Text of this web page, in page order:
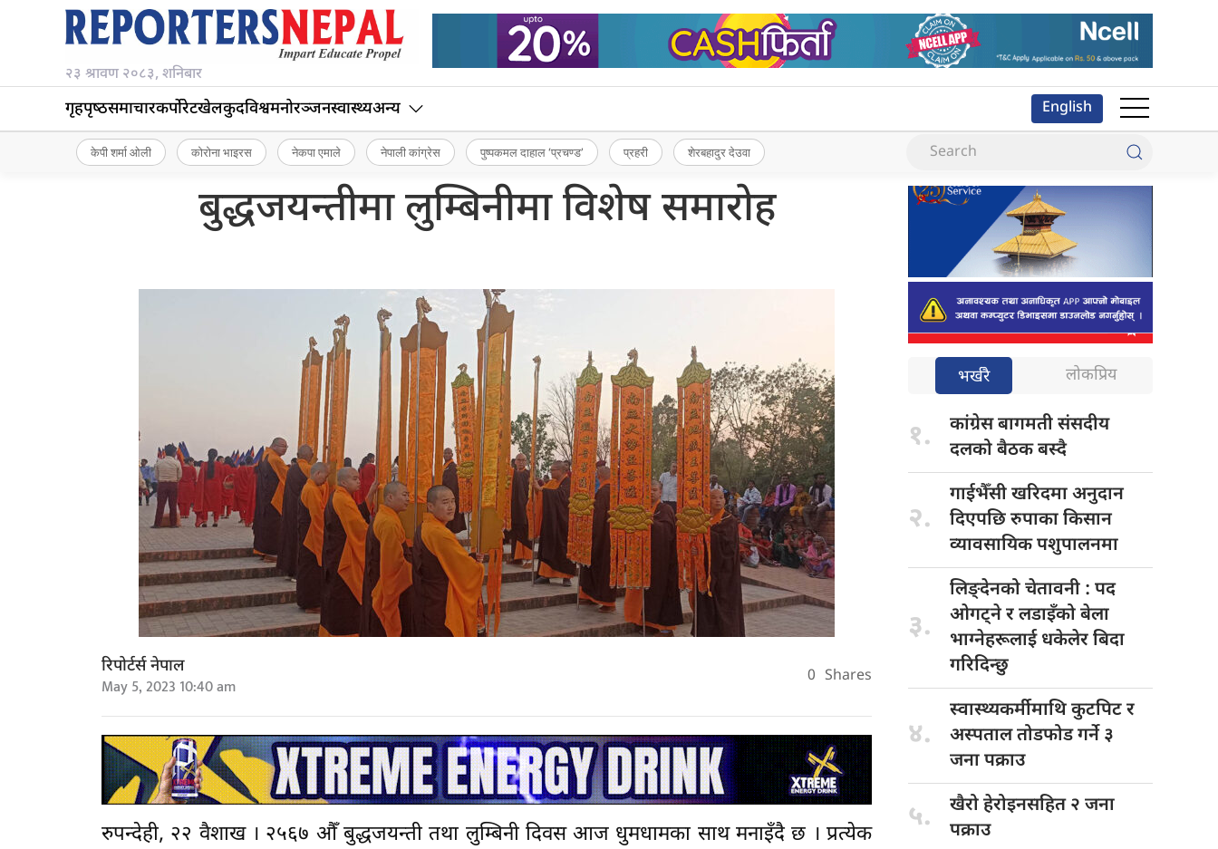
२३ श्रावण २०८३, शनिबार
गृहपृष्‍ठसमाचारकर्पोरेटखेलकुदविश्वमनोरञ्जनस्वास्थ्यअन्य English
केपी शर्मा ओली कोरोना भाइरस नेकपा एमाले नेपाली कांग्रेस पुष्पकमल दाहाल ‘प्रचण्ड’ प्रहरी शेरबहादुर देउवा
बुद्धजयन्तीमा लुम्बिनीमा विशेष समारोह
रिपोर्टर्स नेपाल
May 5, 2023 10:40 am 0 Shares
रुपन्देही, २२ वैशाख । २५६७ औँ बुद्धजयन्ती तथा लुम्बिनी दिवस आज धुमधामका साथ मनाइँदै छ । प्रत्येक
भर्खरै लोकप्रिय
१. कांग्रेस बागमतीसंसदीय
दलको बैठक बस्दै
२.
गाईभैँसी खरिदमाअनुदान
दिएपछि रुपाका किसान
व्यावसायिक पशुपालनमा
३.
लिङ्देनको चेतावनी : पद
ओगट्ने र लडाइँको बेला
भाग्नेहरूलाई धकेलेर बिदा
गरिदिन्छु
४.
स्वास्थ्यकर्मीमाथि कुटपिटर
अस्पताल तोडफोड गर्ने ३
जना पक्राउ
५. खैरो हेरोइनसहित२ जना
पक्राउ